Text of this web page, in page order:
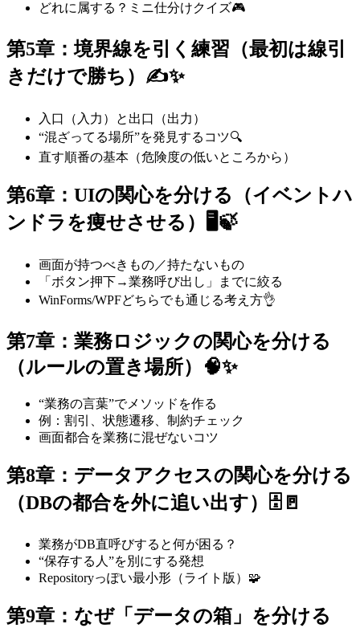
どれに属する？ミニ仕分けクイズ🎮
第5章：境界線を引く練習（最初は線引
きだけで勝ち）✍️✨
入口（入力）と出口（出力）
“混ざってる場所”を発見するコツ🔍
直す順番の基本（危険度の低いところから）
第6章：UIの関心を分ける（イベントハ
ンドラを痩せさせる）🖥️🍃
画面が持つべきもの／持たないもの
「ボタン押下→業務呼び出し」までに絞る
WinForms/WPFどちらでも通じる考え方👌
第7章：業務ロジックの関心を分ける
（ルールの置き場所）🧠✨
“業務の言葉”でメソッドを作る
例：割引、状態遷移、制約チェック
画面都合を業務に混ぜないコツ
第8章：データアクセスの関心を分ける
（DBの都合を外に追い出す）🗄️🚪
業務がDB直呼びすると何が困る？
“保存する人”を別にする発想
Repositoryっぽい最小形（ライト版）🧩
第9章：なぜ「データの箱」を分ける